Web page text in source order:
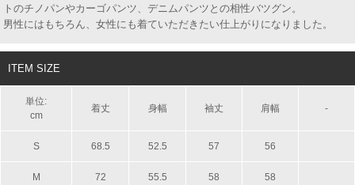
トのチノパンやカーゴパンツ、デニムパンツとの相性バツグン。
男性にはもちろん、女性にも着ていただきたい仕上がりになりました。
ITEM SIZE
単位:
cm
着丈 身幅 袖丈 肩幅 -
S 68.5 52.5 57 56
M 72 55.5 58 58